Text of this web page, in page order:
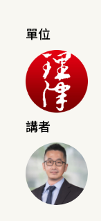
單位
講者